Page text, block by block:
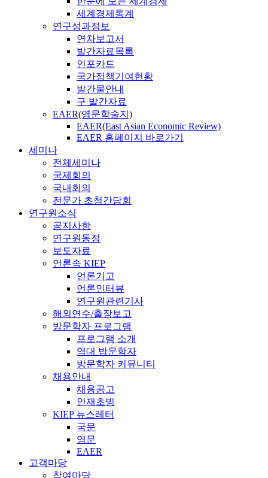
세계경제통계
연구성과정보
연차보고서
발간자료목록
인포카드
국가정책기여현황
발간물안내
구 발간자료
EAER(영문학술지)
EAER(East Asian Economic Review)
EAER 홈페이지 바로가기
세미나
전체세미나
국제회의
국내회의
전문가 초청간담회
연구원소식
공지사항
연구원동정
보도자료
언론속 KIEP
언론기고
언론인터뷰
연구원관련기사
해외연수/출장보고
방문학자 프로그램
프로그램 소개
역대 방문학자
방문학자 커뮤니티
채용안내
채용공고
인재초빙
KIEP 뉴스레터
국문
영문
EAER
고객마당
참여마당